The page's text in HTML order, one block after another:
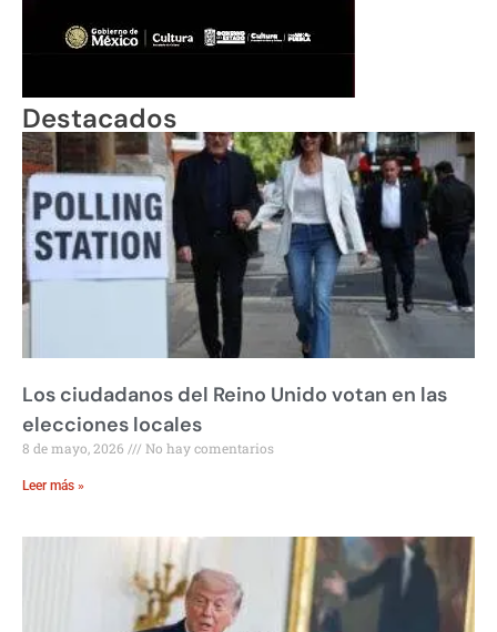
Destacados
Los ciudadanos del Reino Unido votan en las
elecciones locales
8 de mayo, 2026 No hay comentarios
Leer más »